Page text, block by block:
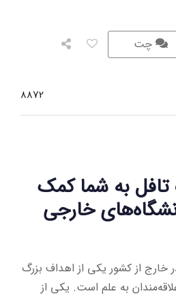
چت
8872
تافل به شما کمک
خارجی
خارج از کشور یکی از اهداف بزرگ
به علم است. یکی از